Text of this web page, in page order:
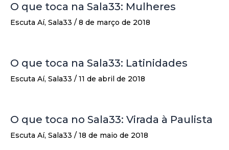
O que toca na Sala33: Mulheres
Escuta Aí, Sala33 / 8 de março de 2018
O que toca na Sala33: Latinidades
Escuta Aí, Sala33 / 11 de abril de 2018
O que toca no Sala33: Virada à Paulista
Escuta Aí, Sala33 / 18 de maio de 2018